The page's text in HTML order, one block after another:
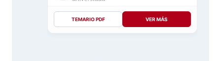
TEMARIO PDF VER MÁS